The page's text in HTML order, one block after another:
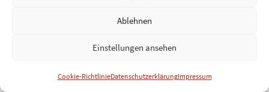
Ablehnen
Einstellungen ansehen
Cookie-RichtlinieDatenschutzerklärungImpressum